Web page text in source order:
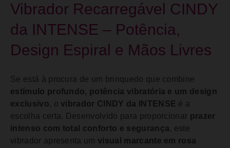
Vibrador Recarregável CINDY
da INTENSE – Potência,
Design Espiral e Mãos Livres
Se está à procura de um brinquedo que combine
estímulo profundo, potência vibratória e um design
exclusivo, o vibrador CINDY da INTENSE é a
escolha certa. Desenvolvido para proporcionar prazer
intenso com total conforto e segurança, este
vibrador apresenta um visual marcante em rosa